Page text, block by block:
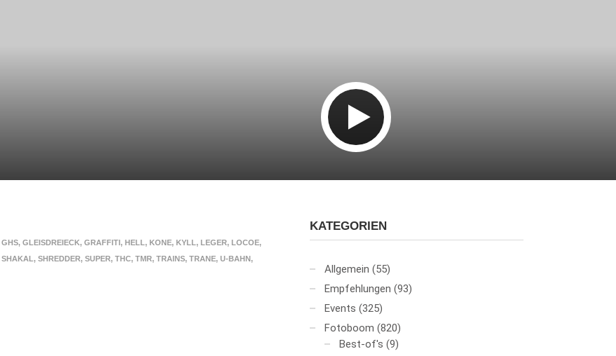
GHS, GLEISDREIECK, GRAFFITI, HELL , KONE, KYLL , LEGER, LOCOE,
SHAKAL , SHREDDER, SUPER, THC, TMR, TRAINS, TRANE, U-BAHN,
KATEGORIEN
Allgemein (55)
Empfehlungen (93)
Events (325)
Fotoboom (820)
Best-of's (9)